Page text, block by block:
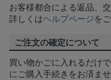
お客様都合による返品、
詳しくはヘルプページを
ご注文の確定について
買い物かごに入れるだけ
にご購入手続きをお済ませ